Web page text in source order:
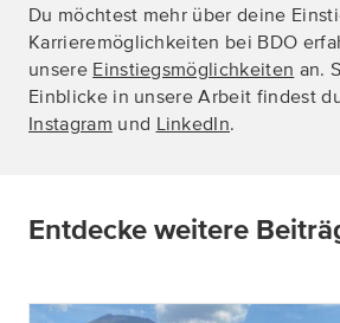
Du möchtest mehr über deine
Karrieremöglichkeiten bei BDO
unsere Einstiegsmöglichkeiten an.
Einblicke in unsere Arbeit findest
Instagram und LinkedIn.
Entdecke weitere